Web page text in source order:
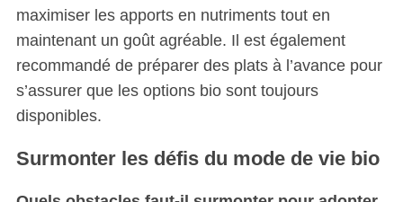
maximiser les apports en nutriments tout en
maintenant un goût agréable. Il est également
recommandé de préparer des plats à l’avance pour
s’assurer que les options bio sont toujours
disponibles.
Surmonter les défis du mode de vie bio